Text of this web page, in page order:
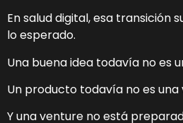
En salud digital, esa transición
lo esperado.
Una buena idea todavía no es
Un producto todavía no es una
Y una venture no está